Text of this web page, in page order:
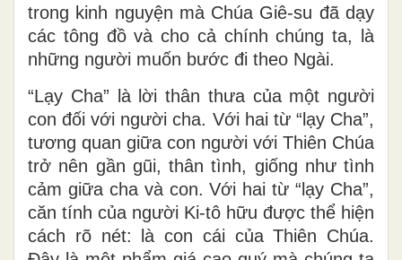
trong kinh nguyện mà Chúa Giê-su đã dạy
các tông đồ và cho cả chính chúng ta, là
những người muốn bước đi theo Ngài.
“Lạy Cha” là lời thân thưa của một người
con đối với người cha. Với hai từ “lạy Cha”,
tương quan giữa con người với Thiên Chúa
trở nên gần gũi, thân tình, giống như tình
cảm giữa cha và con. Với hai từ “lạy Cha”,
căn tính của người Ki-tô hữu được thể hiện
cách rõ nét: là con cái của Thiên Chúa.